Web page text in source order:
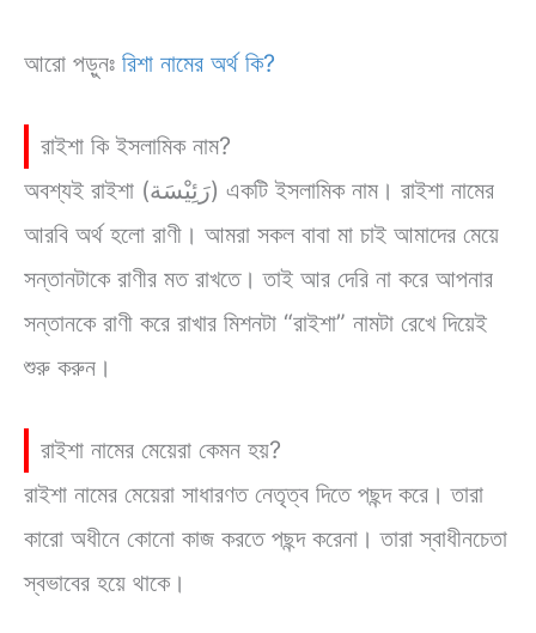
আরো পড়ুনঃ রিশা নামের অর্থ কি?
রাইশা কি ইসলামিক নাম?
অবশ্যই রাইশা (رَئِيْسَة) একটি ইসলামিক নাম। রাইশা নামের
আরবি অর্থ হলো রাণী। আমরা সকল বাবা মা চাই আমাদের মেয়ে
সন্তানটাকে রাণীর মত রাখতে। তাই আর দেরি না করে আপনার
সন্তানকে রাণী করে রাখার মিশনটা “রাইশা” নামটা রেখে দিয়েই
শুরু করুন।
রাইশা নামের মেয়েরা কেমন হয়?
রাইশা নামের মেয়েরা সাধারণত নেতৃত্ব দিতে পছন্দ করে। তারা
কারো অধীনে কোনো কাজ করতে পছন্দ করেনা। তারা স্বাধীনচেতা
স্বভাবের হয়ে থাকে।